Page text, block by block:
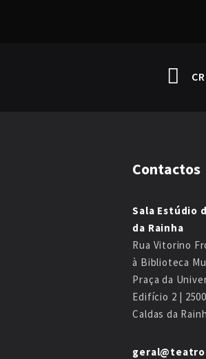
Contactos
Sala Estúdio
da Rainha
Rua Vitorino
à Biblioteca
Praça da
Edifício 2 |
Caldas da